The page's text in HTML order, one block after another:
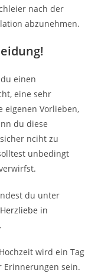
nach der
abzunehmen.
einen
eine sehr
eigenen Vorlieben,
du diese
nciht zu
unbedingt
du unter
Herzliebe in
.
wird ein Tag
Erinnerungen sein.